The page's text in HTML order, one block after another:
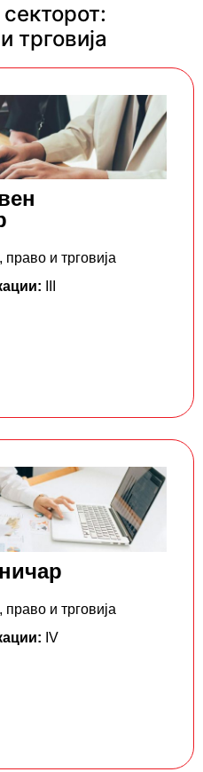
трговија
право и трговија
право и трговија
IV